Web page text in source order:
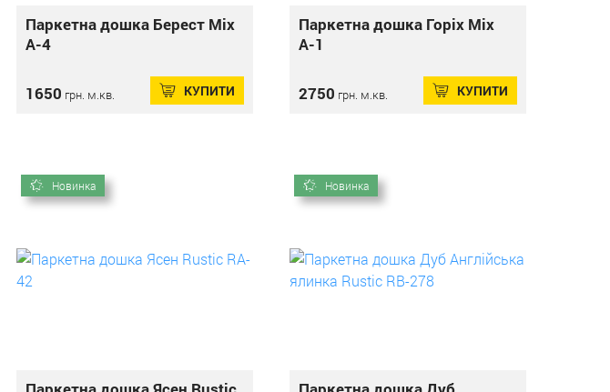
Паркетна дошка Берест Mix
А-4
1650 грн. м.кв. КУПИТИ
Паркетна дошка Горіх Mix
А-1
2750 грн. м.кв. КУПИТИ
Новинка Новинка